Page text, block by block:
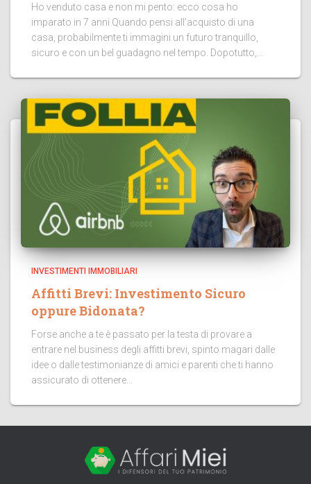
Ho venduto casa e non mi pento: ecco cosa ho
imparato in 7 anni Quando pensi all’acquisto di una
casa, probabilmente ti immagini un futuro tranquillo,
sicuro e con un bel guadagno nel tempo. Dopotutto,...
INVESTIMENTI IMMOBILIARI
Affitti Brevi: Investimento Sicuro
oppure Bidonata?
Forse anche a te è passato per la testa di provare a
entrare nel business degli affitti brevi, spinto magari dalle
idee o dalle testimonianze di amici e parenti che ti hanno
assicurato di ottenere...